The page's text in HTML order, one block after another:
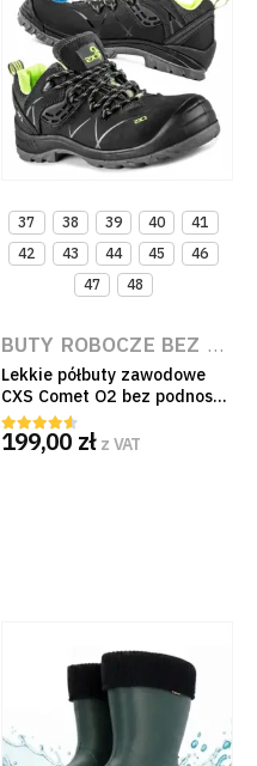
37 38 39 40
41
42
43 44 45
46
47
48
BUTY ROBOCZE BEZ PODNOSKA (OBUWIE ZAWODOWE)
Lekkie półbuty zawodowe
CXS Comet O2 bez podnoska
wodoodporne czarno-
zielone EN ISO 20347
4.50out of 5
199,00 zł z VAT